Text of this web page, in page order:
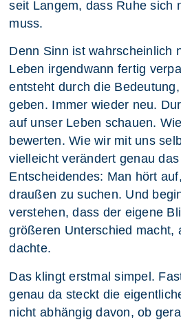
seit Langem, dass Ruhe sich
muss.
Denn Sinn ist wahrscheinlich
Leben irgendwann fertig
entsteht durch die
geben. Immer wieder neu.
auf unser Leben schauen.
bewerten. Wie wir mit uns
vielleicht verändert genau
Entscheidendes: Man hört
draußen zu suchen. Und
verstehen, dass der eigene
größeren Unterschied macht,
dachte.
Das klingt erstmal simpel.
genau da steckt die
nicht abhängig davon, ob